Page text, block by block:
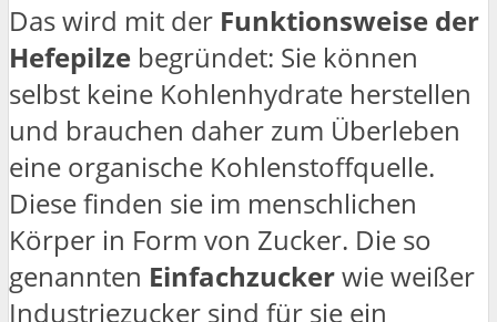
Das wird mit der Funktionsweise der
Hefepilze begründet: Sie können
selbst keine Kohlenhydrate herstellen
und brauchen daher zum Überleben
eine organische Kohlenstoffquelle.
Diese finden sie im menschlichen
Körper in Form von Zucker. Die so
genannten Einfachzuckerwie weißer
Industriezucker sind für sie ein